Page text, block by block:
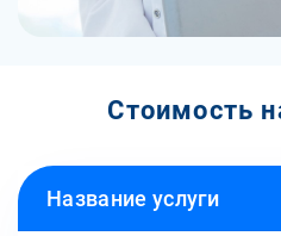
Стоимость
Название услуги